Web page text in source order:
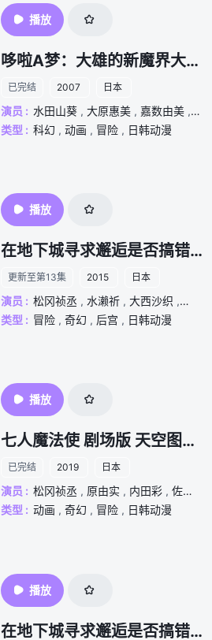
播放
哆啦A梦：大雄的新魔界大冒险之7个魔法师
已完结 2007 日本
演员 : 水田山葵 , 大原惠美 , 嘉数由美 , 木
类型 : 科幻 , 动画 , 冒险 , 日韩动漫
播放
在地下城寻求邂逅是否搞错了什么第一季
更新至第13集 2015 日本
演员 : 松冈祯丞 , 水濑祈 , 大西沙织 , 内田
类型 : 冒险 , 奇幻 , 后宫 , 日韩动漫
播放
七人魔法使 剧场版 天空图书馆与真红魔王
已完结 2019 日本
演员 : 松冈祯丞 , 原由实 , 内田彩 , 佐仓绫音
类型 : 动画 , 奇幻 , 冒险 , 日韩动漫
播放
在地下城寻求邂逅是否搞错了什么第二季OVA